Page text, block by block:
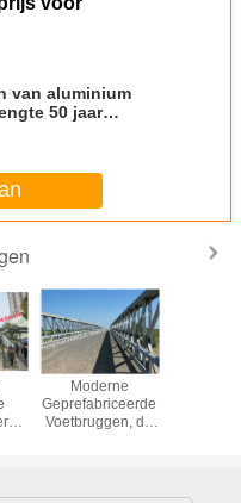
van aluminium
50 jaar
Moderne
Geprefabriceerde
Voetbruggen, de
van Vestingmuur